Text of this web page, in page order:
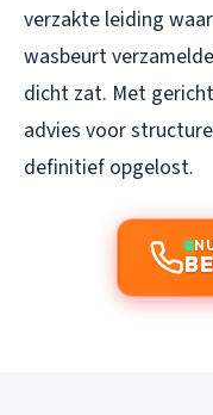
verzakte leiding
wasbeurt
dicht zat. Met
advies voor
definitief opgelost.